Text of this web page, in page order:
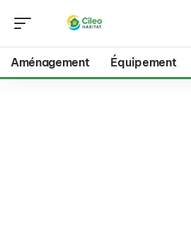
Aménagement Équipement